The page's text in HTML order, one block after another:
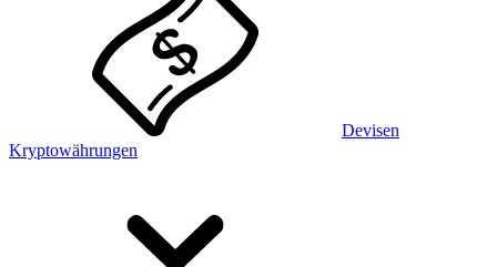
Devisen
Kryptowährungen